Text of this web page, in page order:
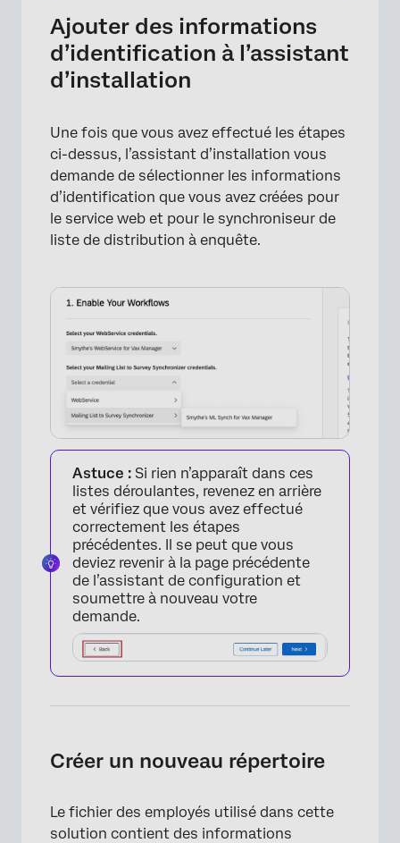
×
Ajouter des informations
d’identification à l’assistant
d’installation
Une fois que vous avez effectué les étapes
ci-dessus, l’assistant d’installation vous
demande de sélectionner les informations
d’identification que vous avez créées pour
le service web et pour le synchroniseur de
liste de distribution à enquête.
Astuce : Si rien n’apparaît dans ces
listes déroulantes, revenez en arrière
et vérifiez que vous avez effectué
correctement les étapes
précédentes. Il se peut que vous
deviez revenir à la page précédente
de l’assistant de configuration et
soumettre à nouveau votre
demande.
Créer un nouveau répertoire
Le fichier des employés utilisé dans cette
solution contient des informations